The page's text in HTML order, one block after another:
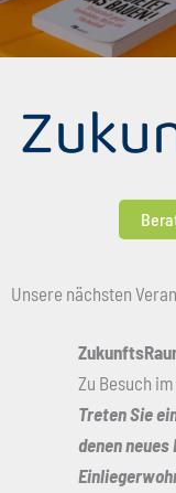
Unsere nächsten
Zu Besuch im
Treten Sie
denen